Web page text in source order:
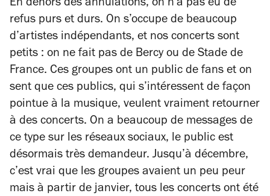
En dehors des annulations, on n’a pas eu de
refus purs et durs. On s’occupe de beaucoup
d’artistes indépendants, et nos concerts sont
petits : on ne fait pas de Bercy ou de Stade de
France. Ces groupes ont un public de fans et on
sent que ces publics, qui s’intéressent de façon
pointue à la musique, veulent vraiment retourner
à des concerts. On a beaucoup de messages de
ce type sur les réseaux sociaux, le public est
désormais très demandeur. Jusqu’à décembre,
c’est vrai que les groupes avaient un peu peur
mais à partir de janvier, tous les concerts ont été